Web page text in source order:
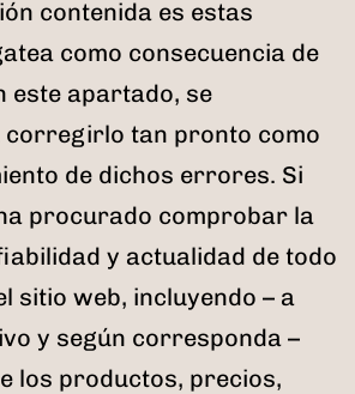
contenida es estas
como consecuencia de
este apartado, se
corregirlo tan pronto como
de dichos errores. Si
procurado comprobar la
y actualidad de todo
sitio web, incluyendo – a
y según corresponda –
los productos, precios,